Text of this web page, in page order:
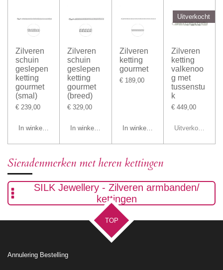
Zilveren
schuin
geslepen
ketting
gourmet
(smal)
€ 239,00
In winkelwagen
Zilveren
schuin
geslepen
ketting
gourmet
(breed)
€ 329,00
In winkelwagen
Zilveren
ketting
gourmet
€ 189,00
In winkelwagen
Uitverkocht
Zilveren
ketting
valkenoo
g met
tussenstu
k
€ 449,00
Uitverkocht
Sieradenmerken met heren kettingen
SILK Jewellery - Zilveren armbanden/
kettingen
TOP
Annulering Bestelling